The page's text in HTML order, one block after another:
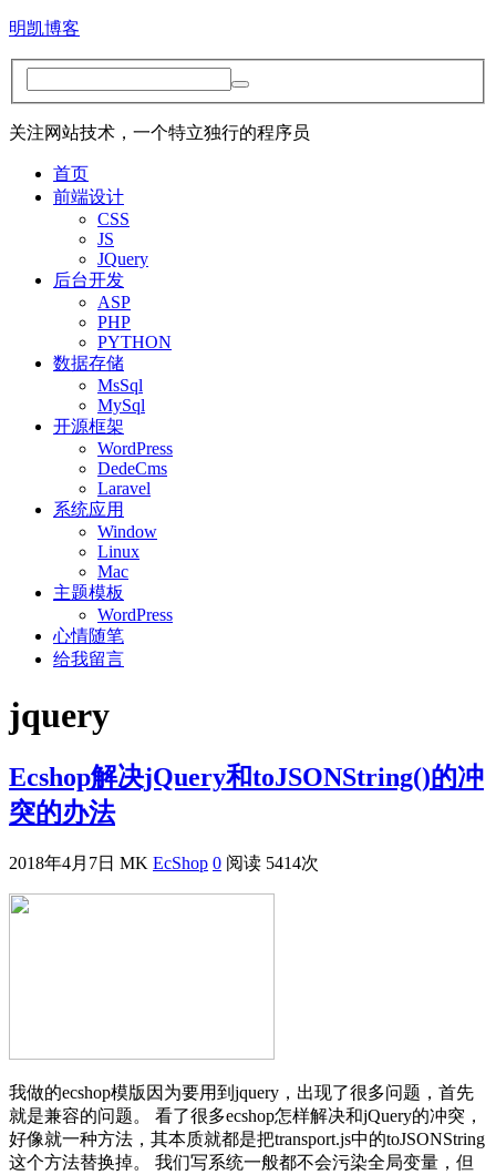
明凯博客
关注网站技术，一个特立独行的程序员
首页
前端设计
CSS
JS
JQuery
后台开发
ASP
PHP
PYTHON
数据存储
MsSql
MySql
开源框架
WordPress
DedeCms
Laravel
系统应用
Window
Linux
Mac
主题模板
WordPress
心情随笔
给我留言
jquery
Ecshop解决jQuery和toJSONString()的冲
突的办法
2018年4月7日 MK EcShop 0 阅读 5414次
我做的ecshop模版因为要用到jquery，出现了很多问题，首先
就是兼容的问题。 看了很多ecshop怎样解决和jQuery的冲突，
好像就一种方法，其本质就都是把transport.js中的toJSONString
这个方法替换掉。 我们写系统一般都不会污染全局变量，但